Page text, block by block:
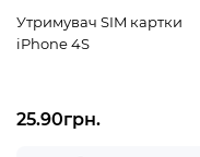
Утримувач SIM картки
iPhone 4S
25.90грн.